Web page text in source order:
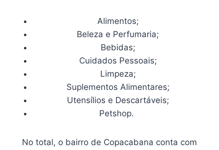
Alimentos;
Beleza e Perfumaria;
Bebidas;
Cuidados Pessoais;
Limpeza;
Suplementos Alimentares;
Utensílios e Descartáveis;
Petshop.
No total, o bairro de Copacabana conta com